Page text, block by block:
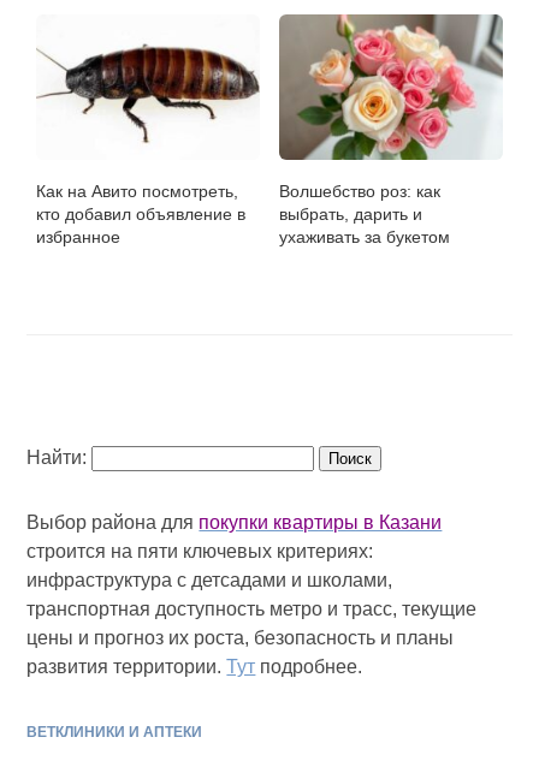
Как на Авито посмотреть,
кто добавил объявление в
избранное
Волшебство роз: как
выбрать, дарить и
ухаживать за букетом
Найти:
Выбор района для покупки квартиры в Казани
строится на пяти ключевых критериях:
инфраструктура с детсадами и школами,
транспортная доступность метро и трасс, текущие
цены и прогноз их роста, безопасность и планы
развития территории.Тут подробнее.
ВЕТКЛИНИКИ И АПТЕКИ